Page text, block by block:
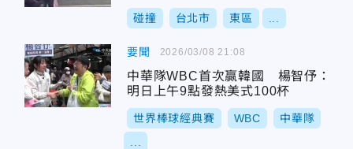
碰撞 台北市 東區
要聞
中華隊WBC首次贏韓國 楊智伃：
明日上午9點發熱美式100杯
世界棒球經典賽 WBC 中華隊
2026/03/08 21:08